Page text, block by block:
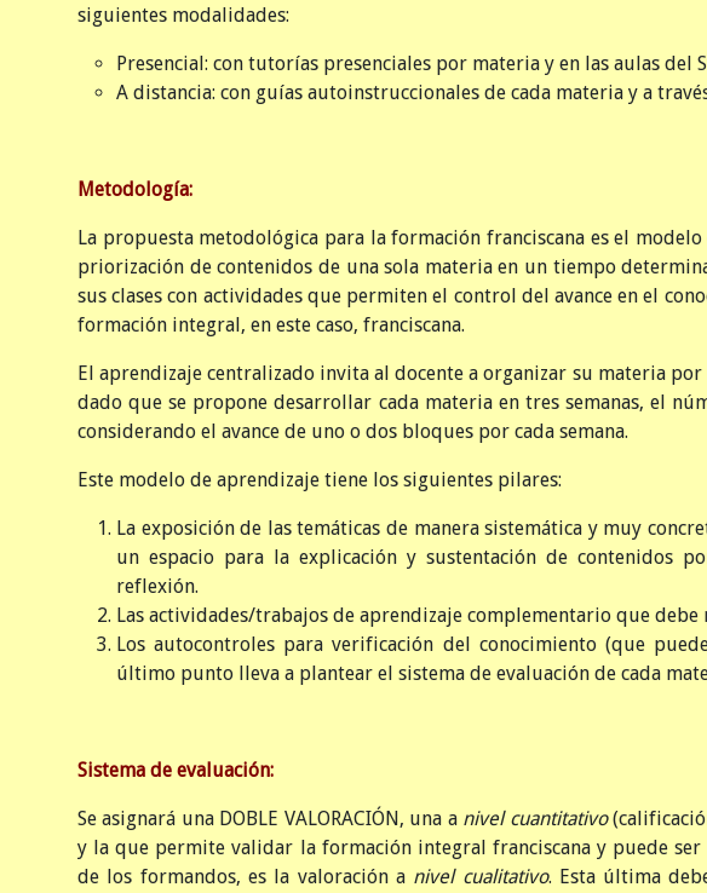
siguientes modalidades:
Presencial: con tutorías presenciales por materia y en las aulas del
A distancia: con guías autoinstruccionales de cada materia y a
Metodología:
La propuesta metodológica para la formación franciscana es el
priorización de contenidos de una sola materia en un tiempo
sus clases con actividades que permiten el control del avance en el
formación integral, en este caso, franciscana.
El aprendizaje centralizado invita al docente a organizar su materia
dado que se propone desarrollar cada materia en tres semanas, el
considerando el avance de uno o dos bloques por cada semana.
Este modelo de aprendizaje tiene los siguientes pilares:
La exposición de las temáticas de manera sistemática y muy
un espacio para la explicación y sustentación de contenidos
reflexión.
Las actividades/trabajos de aprendizaje complementario que
Los autocontroles para verificación del conocimiento (que
último punto lleva a plantear el sistema de evaluación de cada
Sistema de evaluación:
Se asignará una DOBLE VALORACIÓN, una a nivel cuantitativo
y la que permite validar la formación integral franciscana y puede ser
de los formandos, es la valoración a nivel cualitativo. Esta última